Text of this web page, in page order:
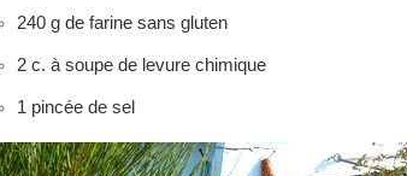
240 g de farine sans gluten
2 c. à soupe de levure chimique
1 pincée de sel